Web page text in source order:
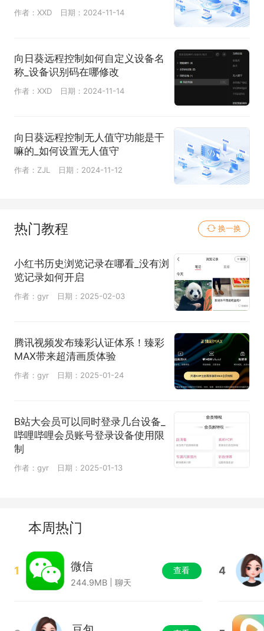
作者：XXD 日期：2024-11-14
向日葵远程控制如何自定义设备名
称_设备识别码在哪修改
作者：XXD 日期：2024-11-14
向日葵远程控制无人值守功能是干
嘛的_如何设置无人值守
作者：ZJL 日期：2024-11-12
热门教程 换一换
小红书历史浏览记录在哪看_没有浏
览记录如何开启
作者：gyr 日期：2025-02-03
腾讯视频发布臻彩认证体系！臻彩
MAX带来超清画质体验
作者：gyr 日期：2025-01-24
B站大会员可以同时登录几台设备_
哔哩哔哩会员账号登录设备使用限
制
作者：gyr 日期：2025-01-13
本周热门
1 微信
244.9MB | 聊天
查看 4